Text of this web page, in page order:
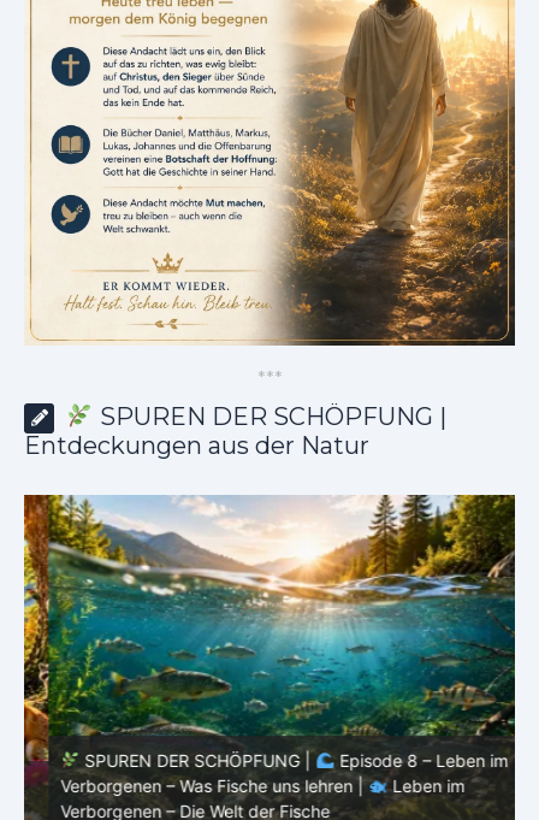
***
SPUREN DER SCHÖPFUNG |
Entdeckungen aus der Natur
SPUREN DER SCHÖPFUNG |
Episode 8 – Leben im
Verborgenen – Was Fische uns lehren |
Leben im
Verborgenen – Die Welt der Fische